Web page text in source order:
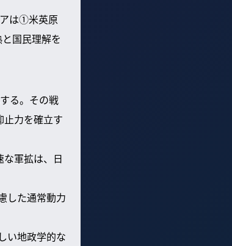
は①米英原
国民理解を
る。その戦
止力を確立す
軍拡は、日
した通常動力
い地政学的な